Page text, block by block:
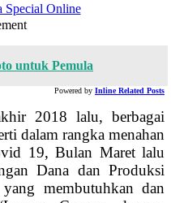
untuk Pemula
Powered by Inline Related Posts
2018 lalu, berbagai
dalam rangka menahan
19, Bulan Maret lalu
Dana dan Produksi
membutuhkan dan